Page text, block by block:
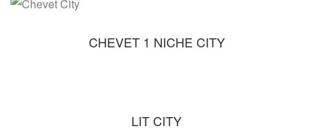
CHEVET 1 NICHE CITY
LIT CITY